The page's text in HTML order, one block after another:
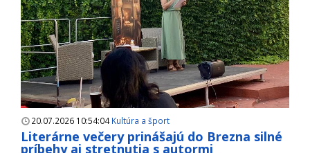
20.07.2026 10:54:04Kultúra a šport
Literárne večery prinášajú do Brezna silné
príbehy aj stretnutia s autormi